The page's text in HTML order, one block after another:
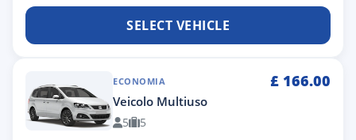
SELECT VEHICLE
ECONOMIA £ 166.00
Veicolo Multiuso
5 5